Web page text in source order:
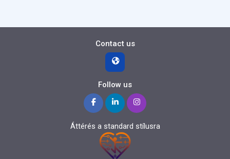
Contact us
Follow us
Áttérés a standard stílusra